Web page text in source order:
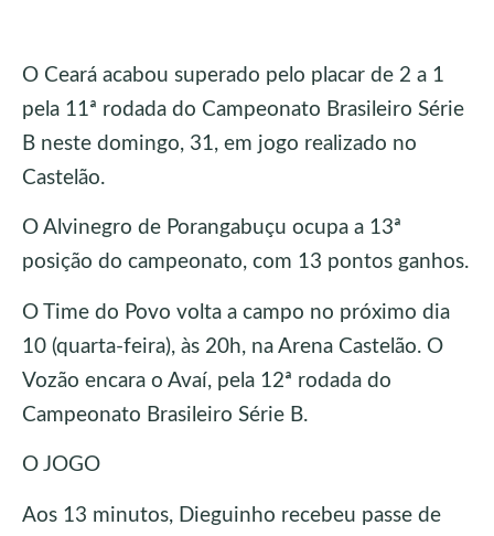
O Ceará acabou superado pelo placar de 2 a 1
pela 11ª rodada do Campeonato Brasileiro Série
B neste domingo, 31, em jogo realizado no
Castelão.
O Alvinegro de Porangabuçu ocupa a 13ª
posição do campeonato, com 13 pontos ganhos.
O Time do Povo volta a campo no próximo dia
10 (quarta-feira), às 20h, na Arena Castelão. O
Vozão encara o Avaí, pela 12ª rodada do
Campeonato Brasileiro Série B.
O JOGO
Aos 13 minutos, Dieguinho recebeu passe de